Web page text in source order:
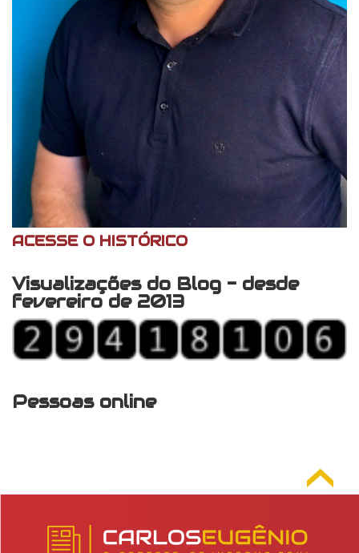
ACESSE O HISTÓRICO
Visualizações do Blog - desde
fevereiro de 2013
Pessoas online